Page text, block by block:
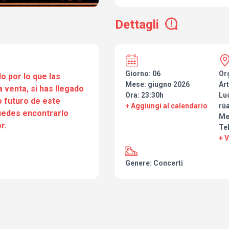
y les animó a retomar su historia.
vuelve con madurez, nuevos
nunca pasa de moda mientras
tocar.
Dettagli
por lo que las
venta, si has llegado
futuro de este
encontrarlo
Giorno: 06
Mese: giugno 2026
Ora: 23:30h
+ Aggiungi al calendario
+
Genere: Concerti